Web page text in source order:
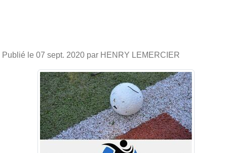
Publié le 07 sept. 2020 par HENRY LEMERCIER